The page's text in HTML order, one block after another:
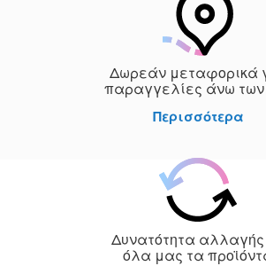
Δωρεάν μεταφορικά
παραγγελίες άνω των
Περισσότερα
Δυνατότητα
όλα μας τα